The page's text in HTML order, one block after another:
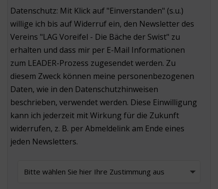
Datenschutz: Mit Klick auf "Einverstanden" (s.u.)
willige ich bis auf Widerruf ein, den Newsletter des
Vereins "LAG Voreifel - Die Bäche der Swist" zu
erhalten und dass mir per E-Mail Informationen
zum LEADER-Prozess zugesendet werden. Zu
diesem Zweck können meine personenbezogenen
Daten, wie in den Datenschutzhinweisen
beschrieben, verwendet werden. Diese Einwilligung
kann ich jederzeit mit Wirkung für die Zukunft
widerrufen, z. B. per Abmeldelink am Ende eines
jeden Newsletters.